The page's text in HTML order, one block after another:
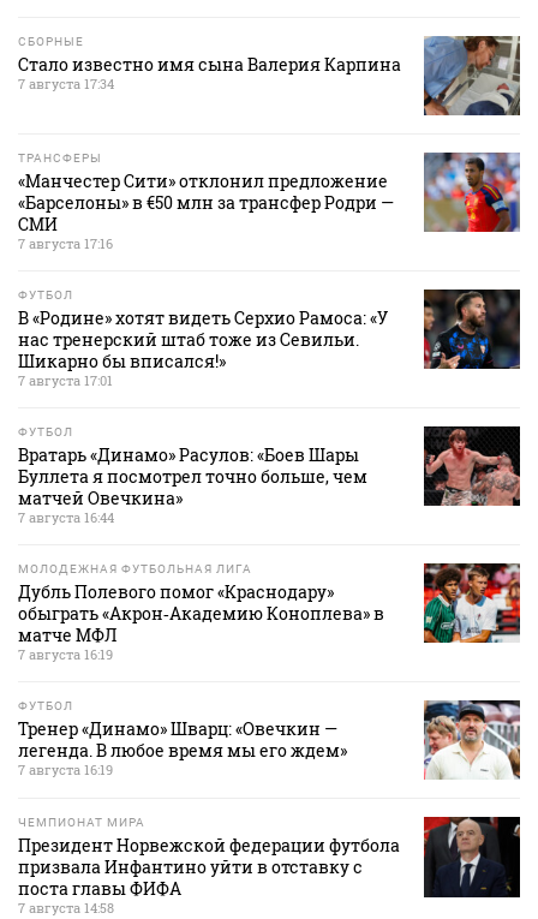
СБОРНЫЕ
Стало известно имя сына Валерия Карпина
7 августа 17:34
ТРАНСФЕРЫ
«Манчестер Сити» отклонил предложение
«Барселоны» в €50 млн за трансфер Родри —
СМИ
7 августа 17:16
ФУТБОЛ
В «Родине» хотят видеть Серхио Рамоса: «У
нас тренерский штаб тоже из Севильи.
Шикарно бы вписался!»
7 августа 17:01
ФУТБОЛ
Вратарь «Динамо» Расулов: «Боев Шары
Буллета я посмотрел точно больше, чем
матчей Овечкина»
7 августа 16:44
МОЛОДЕЖНАЯ ФУТБОЛЬНАЯ ЛИГА
Дубль Полевого помог «Краснодару»
обыграть «Акрон‑Академию Коноплева» в
матче МФЛ
7 августа 16:19
ФУТБОЛ
Тренер «Динамо» Шварц: «Овечкин —
легенда. В любое время мы его ждем»
7 августа 16:19
ЧЕМПИОНАТ МИРА
Президент Норвежской федерации футбола
призвала Инфантино уйти в отставку с
поста главы ФИФА
7 августа 14:58